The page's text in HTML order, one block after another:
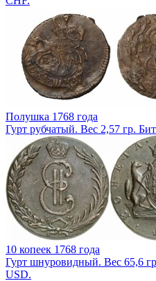
Полушка 1768 года
Гурт рубчатый. Вес 2,57 гр.
10 копеек 1768 года
Гурт шнуровидный. Вес 65,6
USD.